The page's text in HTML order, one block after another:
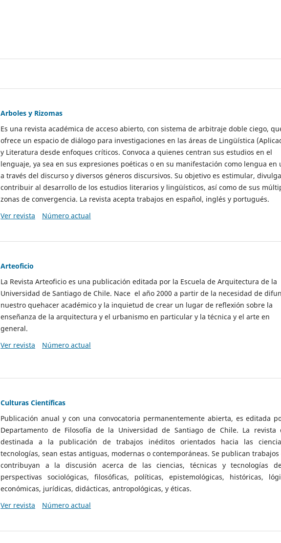
Arboles y Rizomas
Es una revista académica de acceso abierto, con sistema de arbitraje doble ciego,
ofrece un espacio de diálogo para investigaciones en las áreas de Lingüística
y Literatura desde enfoques críticos. Convoca a quienes centran sus estudios en el
lenguaje, ya sea en sus expresiones poéticas o en su manifestación como lengua en
a través del discurso y diversos géneros discursivos. Su objetivo es estimular,
contribuir al desarrollo de los estudios literarios y lingüísticos, así como de sus
zonas de convergencia. La revista acepta trabajos en español, inglés y portugués.
Ver revista
Número actual
Arteoficio
La Revista Arteoficio es una publicación editada por la Escuela de Arquitectura de la
Universidad de Santiago de Chile. Nace el año 2000 a partir de la necesidad de
nuestro quehacer académico y la inquietud de crear un lugar de reflexión sobre la
enseñanza de la arquitectura y el urbanismo en particular y la técnica y el arte en
general.
Ver revista
Número actual
Culturas Científicas
Publicación anual y con una convocatoria permanentemente abierta, es editada
Departamento de Filosofía de la Universidad de Santiago de Chile. La revista
destinada a la publicación de trabajos inéditos orientados hacia las
tecnologías, sean estas antiguas, modernas o contemporáneas. Se publican
contribuyan a la discusión acerca de las ciencias, técnicas y tecnologías
perspectivas sociológicas, filosóficas, políticas, epistemológicas, históricas,
económicas, jurídicas, didácticas, antropológicas, y éticas.
Ver revista
Número actual